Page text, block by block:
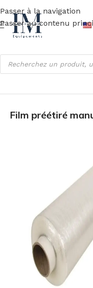
Passer à la navigation
Passer au contenu
Accueil Emballage
Film préétiré